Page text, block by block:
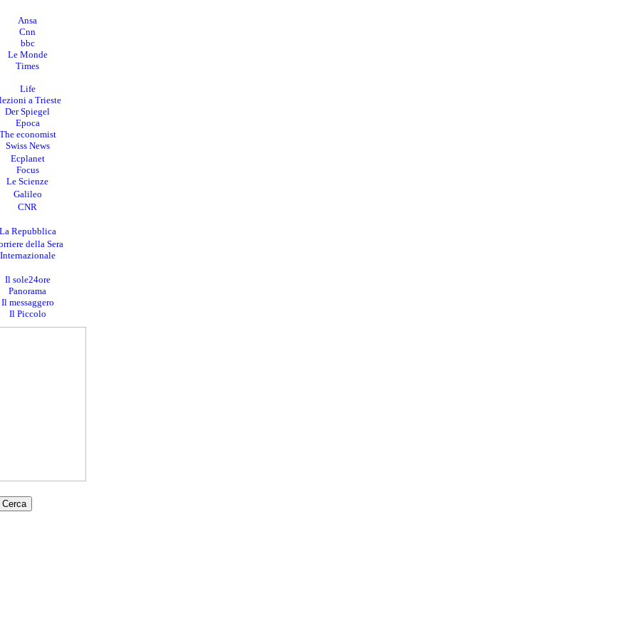
Ansa
Cnn
bbc
Le Monde
Times
Life
a Trieste
Der Spiegel
Epoca
economist
Swiss News
Ecplanet
Focus
Le Scienze
Galileo
CNR
Repubblica
della Sera
Internazionale
Il sole24ore
Panorama
Il messaggero
Il Piccolo